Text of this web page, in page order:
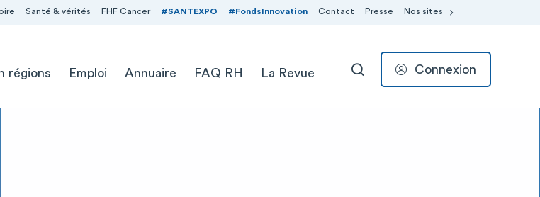
Santé & vérités FHF Cancer #SANTEXPO #FondsInnovation Contact Presse Nos sites
régions Emploi Annuaire FAQ RH La Revue RECHERCHER
Connexion